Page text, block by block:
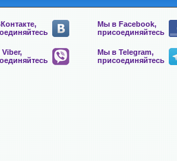
Мы в Facebook,
присоединяйтесь
Мы в Telegram,
присоединяйтесь